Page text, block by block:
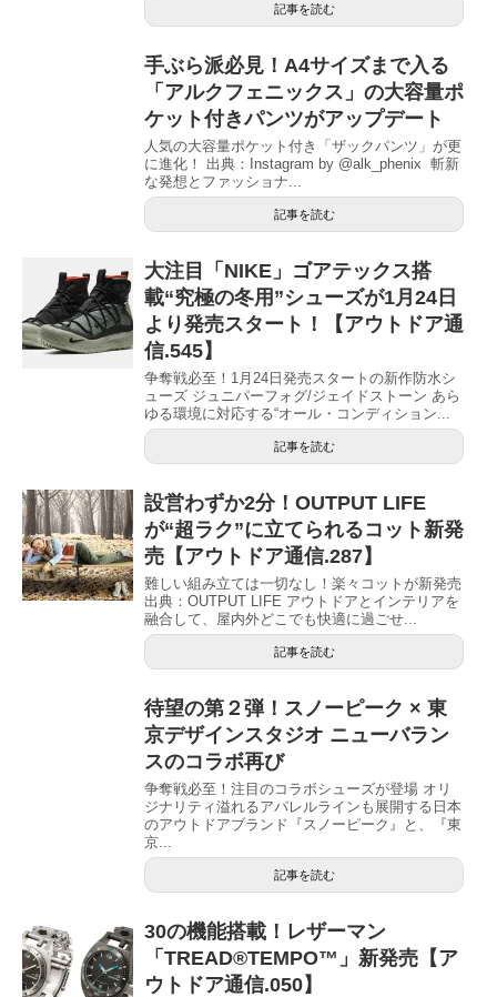
記事を読む
手ぶら派必見！A4サイズまで入る
「アルクフェニックス」の大容量ポ
ケット付きパンツがアップデート
人気の大容量ポケット付き「ザックパンツ」が更
に進化！ 出典：Instagram by @alk_phenix 斬新
な発想とファッショナ...
記事を読む
大注目「NIKE」ゴアテックス搭
載“究極の冬用”シューズが1月24日
より発売スタート！【アウトドア通
信.545】
争奪戦必至！1月24日発売スタートの新作防水シ
ューズ ジュニパーフォグ/ジェイドストーン あら
ゆる環境に対応する“オール・コンディション...
記事を読む
設営わずか2分！OUTPUT LIFE
が“超ラク”に立てられるコット新発
売【アウトドア通信.287】
難しい組み立ては一切なし！楽々コットが新発売
出典：OUTPUT LIFE アウトドアとインテリアを
融合して、屋内外どこでも快適に過ごせ...
記事を読む
待望の第２弾！スノーピーク × 東
京デザインスタジオ ニューバラン
スのコラボ再び
争奪戦必至！注目のコラボシューズが登場 オリ
ジナリティ溢れるアパレルラインも展開する日本
のアウトドアブランド『スノーピーク』と、『東
京...
記事を読む
30の機能搭載！レザーマン
「TREAD®TEMPO™」新発売【ア
ウトドア通信.050】